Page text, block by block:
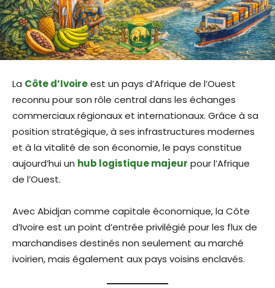
La Côte d’Ivoireest un pays d’Afrique de l’Ouest
reconnu pour son rôle central dans les échanges
commerciaux régionaux et internationaux. Grâce à sa
position stratégique, à ses infrastructures modernes
et à la vitalité de son économie, le pays constitue
aujourd’hui un hub logistique majeur pour l’Afrique
de l’Ouest.
Avec Abidjan comme capitale économique, la Côte
d’Ivoire est un point d’entrée privilégié pour les flux de
marchandises destinés non seulement au marché
ivoirien, mais également aux pays voisins enclavés.